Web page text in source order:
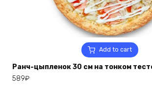
Add to cart
Ранч-цыпленок 30 см на тонком
589₽